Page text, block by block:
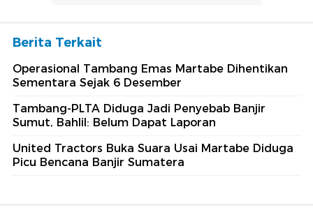
Berita Terkait
Operasional Tambang Emas Martabe Dihentikan
Sementara Sejak 6 Desember
Tambang-PLTA Diduga Jadi Penyebab Banjir
Sumut, Bahlil: Belum Dapat Laporan
United Tractors Buka Suara Usai Martabe Diduga
Picu Bencana Banjir Sumatera